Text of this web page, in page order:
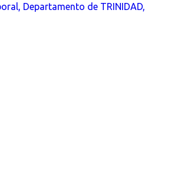
Departamento de TRINIDAD,